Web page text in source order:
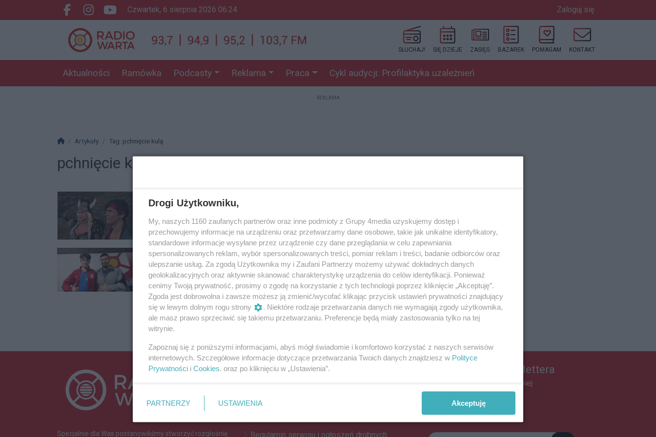
Facebook.com
Instagram.com
Youtube.com
czwartek, 6 sierpnia 2026 06:24 Zaloguj się
SŁUCHAJ! SIĘ DZIEJE ZASIĘG BAZAREK POMAGAM KONTAKT
Aktualności Ramówka Podcasty Reklama Praca Cykl audycji: Profilaktyka uzależnień
REKLAMA
Strona główna
Artykuły Tag: pchnięcie kulą
pchnięcie kulą
Magazyn sportowy (23.12.2023)
23.12.2023 10:55
Reklama
Specjalnie dla Was postanowiliśmy stworzyć rozgłośnię
Kontakt
Patronat
Regulamin serwisu i ogłoszeń drobnych
Zapisz się do newslettera
Dołącz do grona ludzi najlepiej
poinformowanych!
Zapisz się »
Drogi Użytkowniku,
My, naszych 1160 zaufanych partnerów oraz inne podmioty z Grupy 4media uzyskujemy dostęp i
przechowujemy informacje na urządzeniu oraz przetwarzamy dane osobowe, takie jak unikalne identyfikatory,
standardowe informacje wysyłane przez urządzenie czy dane przeglądania w celu zapewniania
spersonalizowanych reklam, wybór spersonalizowanych treści, pomiar reklam i treści, badanie odbiorców oraz
ulepszanie usług. Za zgodą Użytkownika my i Zaufani Partnerzy możemy używać dokładnych danych
geolokalizacyjnych oraz aktywnie skanować charakterystykę urządzenia do celów identyfikacji. Ponieważ
cenimy Twoją prywatność, prosimy o zgodę na korzystanie z tych technologii poprzez kliknięcie „Akceptuję”.
Zgoda jest dobrowolna i zawsze możesz ją zmienić/wycofać klikając przycisk ustawień prywatności znajdujący
się w lewym dolnym rogu strony
. Niektóre rodzaje przetwarzania danych nie wymagają zgody użytkownika,
ale masz prawo sprzeciwić się takiemu przetwarzaniu. Preferencje będą miały zastosowania tylko na tej
witrynie.
Zapoznaj się z poniższymi informacjami, abyś mógł świadomie i komfortowo korzystać z naszych serwisów
internetowych. Szczegółowe informacje dotyczące przetwarzania Twoich danych znajdziesz w Polityce
Prywatności i Cookies. oraz po kliknięciu w „Ustawienia”.
PARTNERZY USTAWIENIA Akceptuję